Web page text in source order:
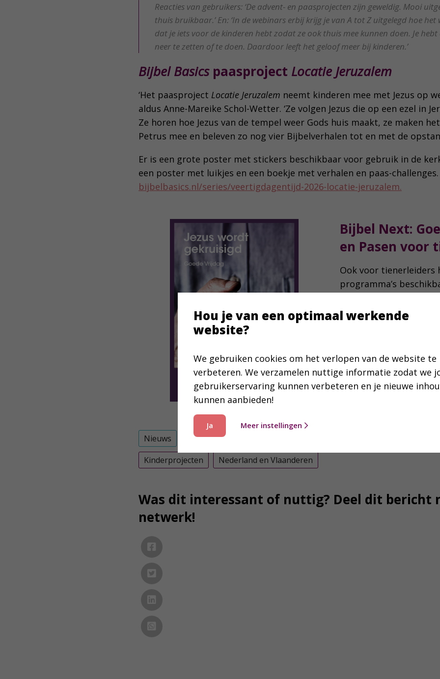
Reacties van gebruikers: ‘De advent- en paasprojecten zijn geweldig. Mooi
thuis bruikbaar.’ En: ‘In de webinars erbij krijg je van A tot Z uitgelegd hoe
dat je iets voor de kinderen hebt zodat ze ook thuis mee kunnen doen. Je hebt
neer te zetten of te doen. Daardoor leeft het geloof meer bij kinderen.’
Bijbel Basicspaasproject Locatie Jeruzalem
‘Het paasproject Locatie Jeruzalem neemt kinderen mee met Jezus op
aldus Anne-Mareike Schol-Wetter. ‘Ze volgen Jezus die op een ezel in
Ze horen hoe Jezus van de tempel weer Gods huis maakt, ze maken
Petrus mee en beleven zo nog vier Bijbelverhalen tot en met de
Er is een grote poster met stickers beschikbaar voor gebruik in de
een poster met luikjes en een boekje met verhalen en paas-
bijbelbasics.nl/series/veertigdagentijd-2026-locatie-jeruzalem.
Bijbel Next:
en Pasen voor
Ook voor tienerleiders
programma’s
gratis te downloaden
Avondmaal,
Binnenkort volgt nog
over de ‘lijdende
wat dat betekende
en later voor de
Nieuws
Kinderprojecten
Nederland en Vlaanderen
Was dit interessant of nuttig? Deel dit bericht
netwerk!
Hou je van een optimaal werkende
website?
We gebruiken cookies om het verlopen van de website te
verbeteren. We verzamelen nuttige informatie zodat we
gebruikerservaring kunnen verbeteren en je nieuwe
kunnen aanbieden!
Ja Meer instellingen